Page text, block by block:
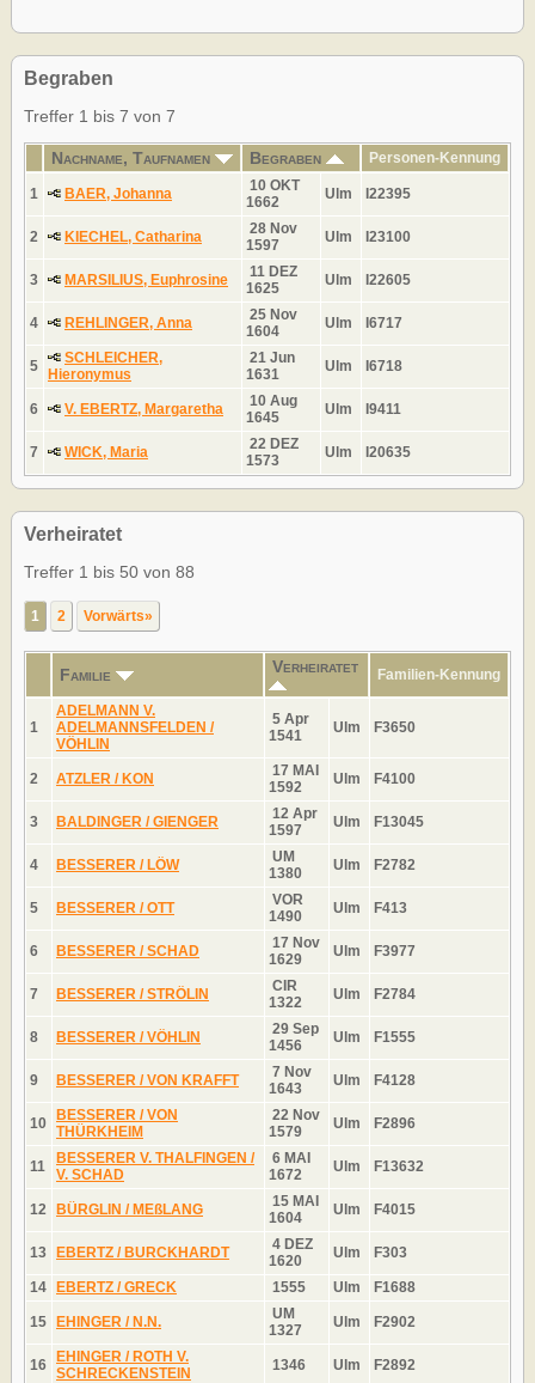
Begraben
Treffer 1 bis 7 von 7
Nachname, Taufnamen Begraben Personen-Kennung
1 BAER, Johanna
10 OKT
1662
Ulm I22395
2 KIECHEL, Catharina
28 Nov
1597
Ulm I23100
3 MARSILIUS, Euphrosine
11 DEZ
1625
Ulm I22605
4 REHLINGER, Anna
25 Nov
1604
Ulm I6717
5
SCHLEICHER,
Hieronymus
21 Jun
1631
Ulm I6718
6 V. EBERTZ, Margaretha
10 Aug
1645
Ulm I9411
7 WICK, Maria
22 DEZ
1573
Ulm I20635
Verheiratet
Treffer 1 bis 50 von 88
1 2 Vorwärts»
Familie Verheiratet Familien-Kennung
1
ADELMANN V.
ADELMANNSFELDEN /
VÖHLIN
5 Apr
1541
Ulm F3650
2 ATZLER / KON
17 MAI
1592
Ulm F4100
3 BALDINGER / GIENGER
12 Apr
1597
Ulm F13045
4 BESSERER / LÖW
UM
1380
Ulm F2782
5 BESSERER / OTT
VOR
1490
Ulm F413
6 BESSERER / SCHAD
17 Nov
1629
Ulm F3977
7 BESSERER / STRÖLIN
CIR
1322
Ulm F2784
8 BESSERER / VÖHLIN
29 Sep
1456
Ulm F1555
9 BESSERER / VON KRAFFT
7 Nov
1643
Ulm F4128
10 BESSERER / VON
THÜRKHEIM
22 Nov
1579
Ulm F2896
11
BESSERER V. THALFINGEN /
V. SCHAD
6 MAI
1672
Ulm F13632
12 BÜRGLIN / MEßLANG
15 MAI
1604
Ulm F4015
13 EBERTZ / BURCKHARDT
4 DEZ
1620
Ulm F303
14 EBERTZ / GRECK 1555 Ulm F1688
15 EHINGER / N.N.
UM
1327
Ulm F2902
16 EHINGER / ROTH V.
SCHRECKENSTEIN
1346 Ulm F2892